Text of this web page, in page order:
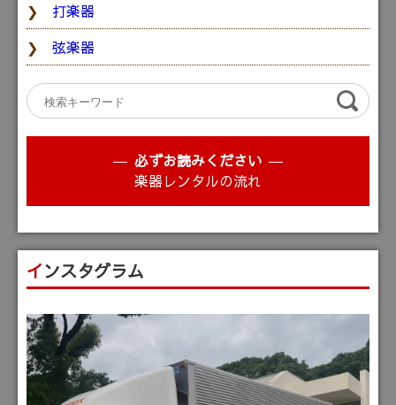
打楽器
弦楽器
必ずお読みください
楽器レンタルの流れ
インスタグラム